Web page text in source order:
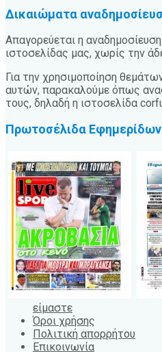
Δικαιώματα
Απαγορεύεται η
ιστοσελίδας μας, χωρίς την
Για την χρησιμοποίηση
αυτών, παρακαλούμε όπως
τους, δηλαδή η ιστοσελίδα
Πρωτοσέλιδα Εφημερίδων
είμαστε
Όροι χρήσης
Πολιτική απορρήτου
Επικοινωνία